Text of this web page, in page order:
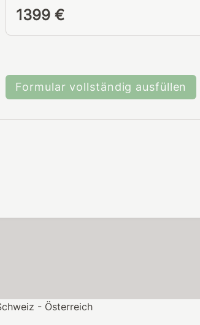
1399 €
Formular vollständig ausfüllen